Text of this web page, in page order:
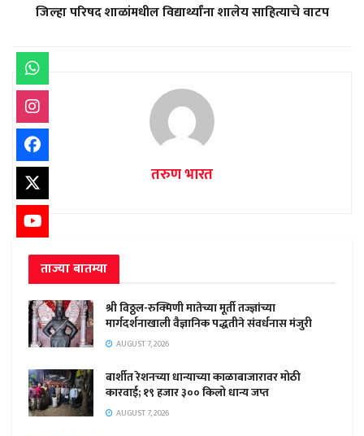
जिल्हा परिषद शाळांमधील विद्यार्थ्यांना शालेय साहित्याचे वाटप
तरुण भारत
ताज्या बातम्या
श्री विठ्ठल-रुक्मिणी मातेच्या मूर्ती तज्ज्ञांच्या
मार्गदर्शनाखाली वैज्ञानिक पद्धतीने संवर्धनास मंजुरी
AUGUST 7, 2026
बार्शीत रेशनच्या धान्याच्या काळाबाजारावर मोठी
कारवाई; १९ हजार ३०० किलो धान्य जप्त
AUGUST 7, 2026